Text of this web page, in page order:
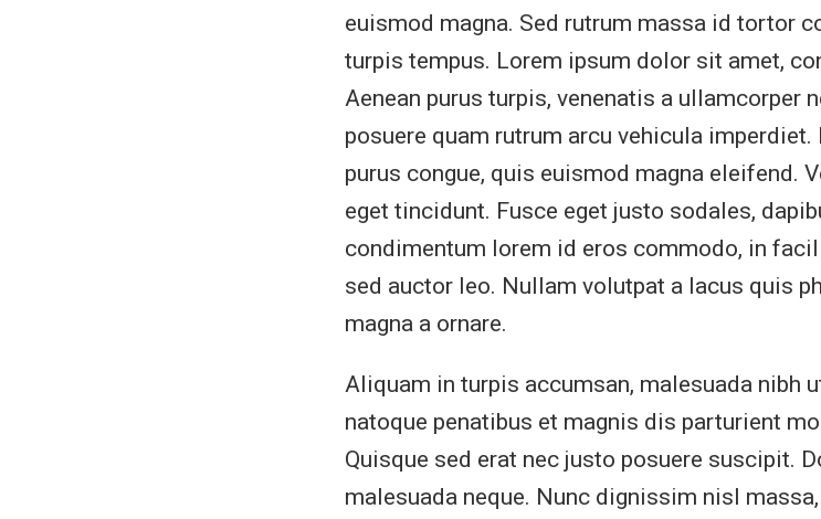
euismod magna. Sed rutrum massa id tortor
turpis tempus. Lorem ipsum dolor sit amet,
Aenean purus turpis, venenatis a ullamcorper
posuere quam rutrum arcu vehicula
purus congue, quis euismod magna eleifend.
eget tincidunt. Fusce eget justo sodales,
condimentum lorem id eros commodo, in
sed auctor leo. Nullam volutpat a lacus quis
magna a ornare.
Aliquam in turpis accumsan, malesuada nibh
natoque penatibus et magnis dis parturient
Quisque sed erat nec justo posuere suscipit.
malesuada neque. Nunc dignissim nisl